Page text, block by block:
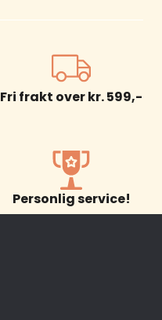
Fri frakt over kr. 599,-
Personlig service!